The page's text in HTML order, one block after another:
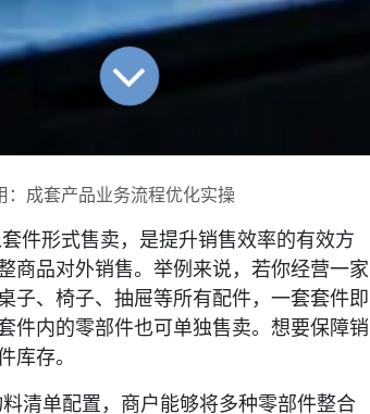
成套产品业务流程优化实操
套件形式售卖，是提升销售效率的有效方
商品对外销售。举例来说，若你经营一家
子、椅子、抽屉等所有配件，一套套件即
件内的零部件也可单独售卖。想要保障销
库存。
料清单配置，商户能够将多种零部件整合